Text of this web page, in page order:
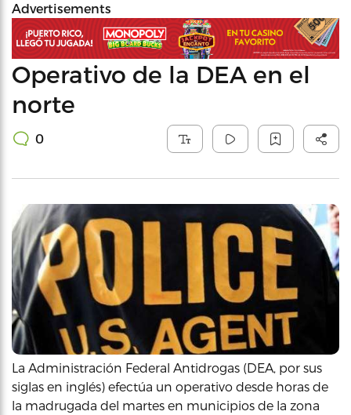
Advertisements
Operativo de la DEA en el
norte
0
La Administración Federal Antidrogas (DEA, por sus
siglas en inglés) efectúa un operativo desde horas de
la madrugada del martes en municipios de la zona